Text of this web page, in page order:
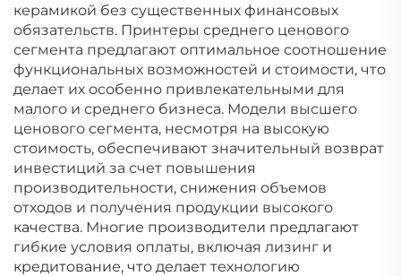
керамикой без существенных финансовых
обязательств. Принтеры среднего ценового
сегмента предлагают оптимальное соотношение
функциональных возможностей и стоимости, что
делает их особенно привлекательными для
малого и среднего бизнеса. Модели высшего
ценового сегмента, несмотря на высокую
стоимость, обеспечивают значительный возврат
инвестиций за счет повышения
производительности, снижения объемов
отходов и получения продукции высокого
качества. Многие производители предлагают
гибкие условия оплаты, включая лизинг и
кредитование, что делает технологию